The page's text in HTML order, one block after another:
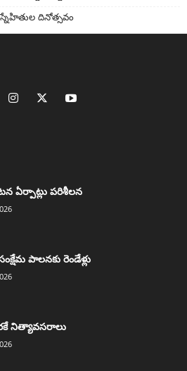
దినోత్సవం
ఏర్పాట్లు పరిశీలన
పాలనకు రెండేళ్లు
నిత్యావసరాలు